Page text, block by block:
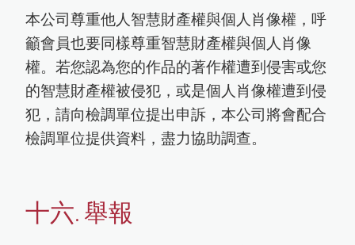
本公司尊重他人智慧財產權與個人肖像權，呼
籲會員也要同樣尊重智慧財產權與個人肖像
權。若您認為您的作品的著作權遭到侵害或您
的智慧財產權被侵犯，或是個人肖像權遭到侵
犯，請向檢調單位提出申訴，本公司將會配合
檢調單位提供資料，盡力協助調查。
十六. 舉報